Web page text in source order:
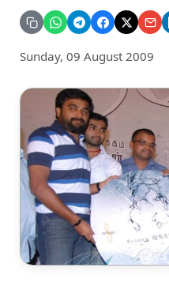
Sunday, 09 August 2009